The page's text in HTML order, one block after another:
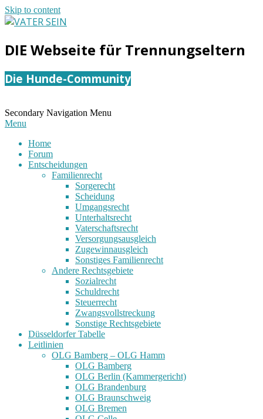
Skip to content
SEIN
DIE Webseite für Trennungseltern
Die Hunde-Community
Secondary Navigation Menu
Menu
Home
Forum
Entscheidungen
Familienrecht
Sorgerecht
Scheidung
Umgangsrecht
Unterhaltsrecht
Vaterschaftsrecht
Versorgungsausgleich
Zugewinnausgleich
Sonstiges Familienrecht
Andere Rechtsgebiete
Sozialrecht
Schuldrecht
Steuerrecht
Zwangsvollstreckung
Sonstige Rechtsgebiete
Düsseldorfer Tabelle
Leitlinien
OLG Bamberg – OLG Hamm
OLG Bamberg
OLG Berlin (Kammergericht)
OLG Brandenburg
OLG Braunschweig
OLG Bremen